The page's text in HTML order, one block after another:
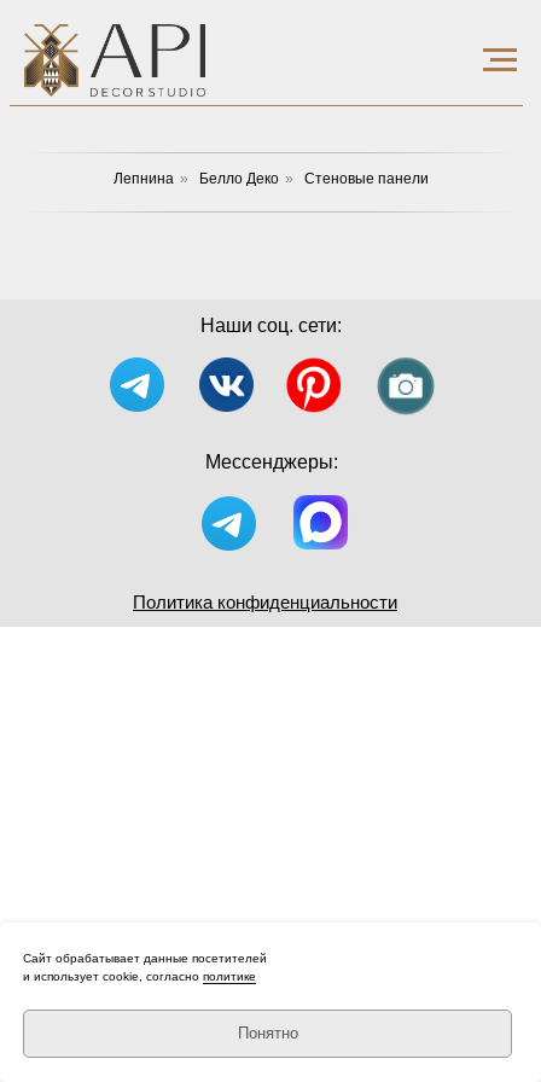
Лепнина » Белло Деко » Стеновые панели
Сайт обрабатывает данные посетителей
и использует cookie, согласно политике
Понятно
Наши соц. сети:
Мессенджеры:
Политика конфиденциальности